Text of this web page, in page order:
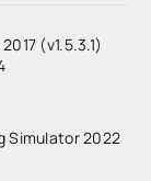
(v1.5.3.1)
Simulator 2022